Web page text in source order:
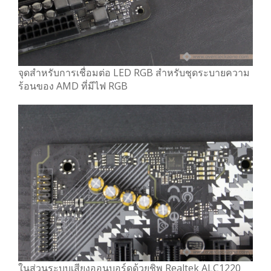
จุดสำหรับการเชื่อมต่อ LED RGB สำหรับชุดระบายความ
ร้อนของ AMD ที่มีไฟ RGB
ในส่วนระบบเสียงออนบอร์ดด้วยชิพ Realtek ALC1220